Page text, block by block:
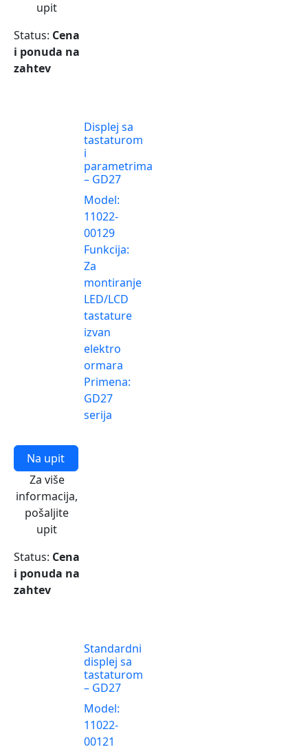
Status: Cena
i ponuda na
zahtev
upit
Displej sa
tastaturom
i
parametrima
– GD27
Model:
11022-
00129
Funkcija:
Za
montiranje
LED/LCD
tastature
izvan
elektro
ormara
Primena:
GD27
serija
Status: Cena
i ponuda na
zahtev
Za više
informacija,
pošaljite
upit
Na upit
Standardni
displej sa
tastaturom
– GD27
Model:
11022-
00121